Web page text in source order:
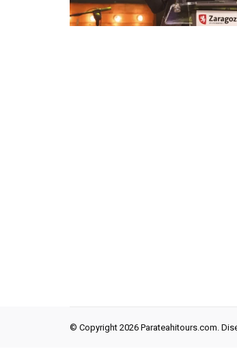
© Copyright 2026 Parateahitours.com.